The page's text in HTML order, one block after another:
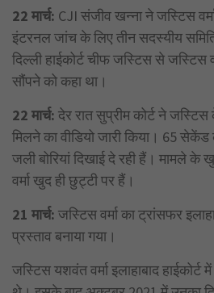
22 मार्च: CJI संजीव खन्ना ने जस्टिस
इंटरनल जांच के लिए तीन सदस्यीय
दिल्ली हाईकोर्ट चीफ जस्टिस से जस्टिस
सौंपने को कहा था।
22 मार्च: देर रात सुप्रीम कोर्ट ने
मिलने का वीडियो जारी किया। 65 सेकेंड
जली बोरियां दिखाई दे रही हैं। मामले
वर्मा खुद ही छुट्टी पर हैं।
21 मार्च: जस्टिस वर्मा का ट्रांसफर
प्रस्ताव बनाया गया।
जस्टिस यशवंत वर्मा इलाहाबाद